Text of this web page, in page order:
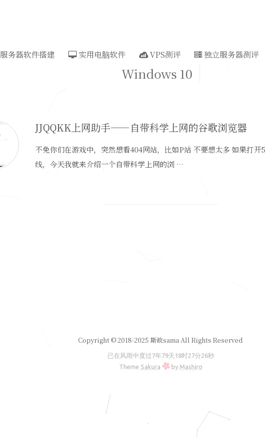
服务器软件搭建 实用电脑软件 VPS测评 独立服务器测评
Windows 10
JJQQKK上网助手——自带科学上网的谷歌浏览器
不免你们在游戏中，突然想看404网站，比如P站 不要想太多 如果打
线，今天我就来介绍一个自带科学上网的浏 …
Copyright © 2018-2025 斯故sama All Rights Reserved
已在风雨中度过7年79天18时27分26秒
Theme Sakura by Mashiro